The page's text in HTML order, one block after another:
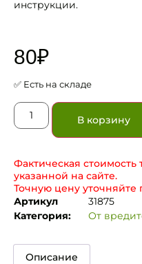
инструкции.
80₽
✅ Есть на складе
В корзину
Фактическая стоимость
указанной на сайте.
Точную цену
Артикул
31875
Категория:
От
Описание